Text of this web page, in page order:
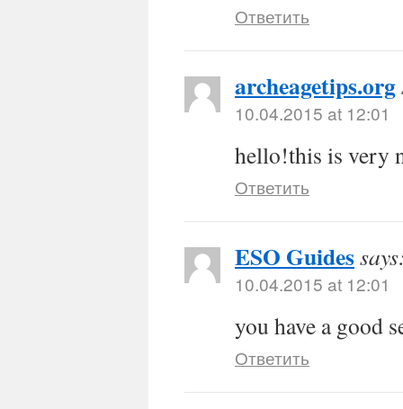
Ответить
archeagetips.org
10.04.2015 at 12:01
hello!this is very
Ответить
ESO Guides
10.04.2015 at 12:01
you have a good
Ответить